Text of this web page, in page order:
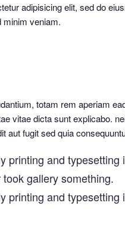
adipisicing elit, sed do
minim veniam.
totam rem aperiam
vitae dicta sunt explicabo.
aut fugit sed quia
printing and typesetting
gallery something.
printing and typesetting